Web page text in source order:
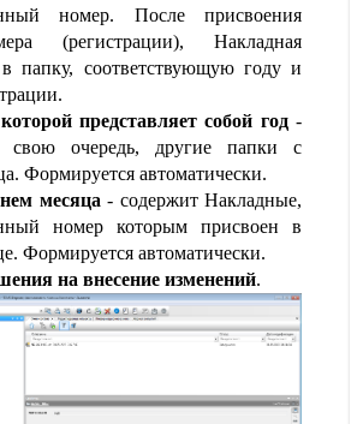
номер. После присвоения
(регистрации), Накладная
в папку, соответствующую году и
представляет собой год-
свою очередь, другие папки с
Формируется автоматически.
месяца - содержит Накладные,
номер которым присвоен в
Формируется автоматически.
на внесение изменений.